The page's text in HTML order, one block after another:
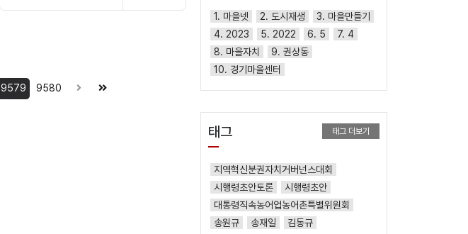
9579 9580
1. 마을넷 2. 도시재생
3. 마을만들기
4. 2023
5. 2022 6. 5
7. 4
8. 마을자치
9. 권상동
10. 경기마을센터
태그 태그 더보기
지역혁신분권자치거버넌스대회
시행령초안토론
시행령초안
대통령직속농어업농어촌특별위원회
송원규
송재일
김동규